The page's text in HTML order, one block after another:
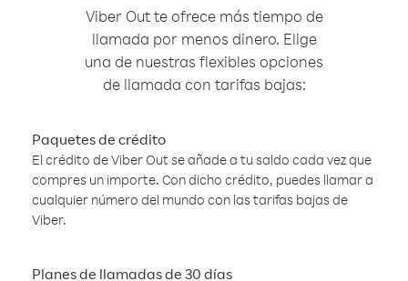
Viber Out te ofrece más tiempo de
llamada por menos dinero. Elige
una de nuestras flexibles opciones
de llamada con tarifas bajas:
Paquetes de crédito
El crédito de Viber Out se añade a tu saldo cada vez que
compres un importe. Con dicho crédito, puedes llamar a
cualquier número del mundo con las tarifas bajas de
Viber.
Planes de llamadas de 30 días